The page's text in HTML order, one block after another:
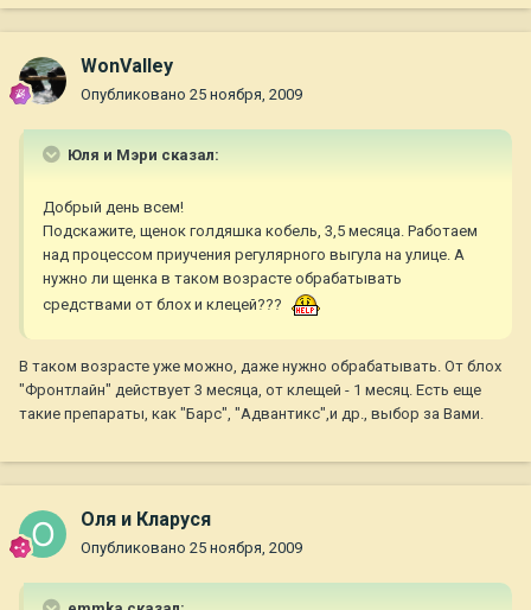
WonValley
Опубликовано 25 ноября, 2009
Юля и Мэри сказал:
Добрый день всем!
Подскажите, щенок голдяшка кобель, 3,5 месяца. Работаем
над процессом приучения регулярного выгула на улице. А
нужно ли щенка в таком возрасте обрабатывать
средствами от блох и клецей???
В таком возрасте уже можно, даже нужно обрабатывать. От блох
"Фронтлайн" действует 3 месяца, от клещей - 1 месяц. Есть еще
такие препараты, как "Барс", "Адвантикс",и др., выбор за Вами.
Оля и Кларуся
Опубликовано 25 ноября, 2009